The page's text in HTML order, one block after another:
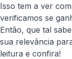
Isso tem a ver
verificamos se
Então, que tal
sua relevância
leitura e confira!